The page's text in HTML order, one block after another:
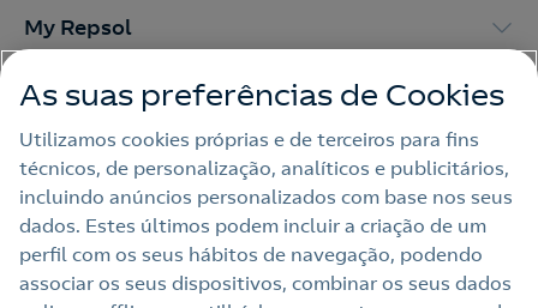
My Repsol
Outras Energias
Links Úteis
Nota legal
As suas preferências de Cookies
Utilizamos cookies próprias e de terceiros para fins
técnicos, de personalização, analíticos e publicitários,
incluindo anúncios personalizados com base nos seus
dados. Estes últimos podem incluir a criação de um
perfil com os seus hábitos de navegação, podendo
associar os seus dispositivos, combinar os seus dados